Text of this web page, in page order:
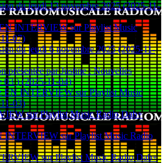
du jeudi 13 novembre 2025 (2025-11-
INTERVIEW sur Playlist Music
07)
du jeudi 6 novembre 2025 (2025-11-
présentée par Justine : Nouvelles
03 ) (2025-11-04)
EN INTERVIEW sur Playlist Music
03)
sur Playlist Music Radio Dab+
INTERVIEW sur Playlist Music Radio
sur Playlist Music Radio Dab+